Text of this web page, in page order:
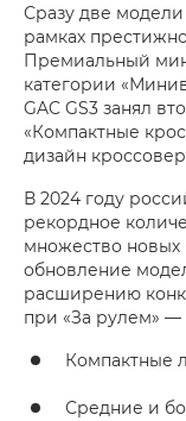
Сразу две
рамках
Премиальный
категории
GAC GS3 занял
«Компактные
дизайн
В 2024 году
рекордное
множество новых
обновление
расширению
при «За рулем» —
Компактные
Средние и